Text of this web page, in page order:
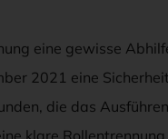
eine gewisse
2021 eine
die das
klare